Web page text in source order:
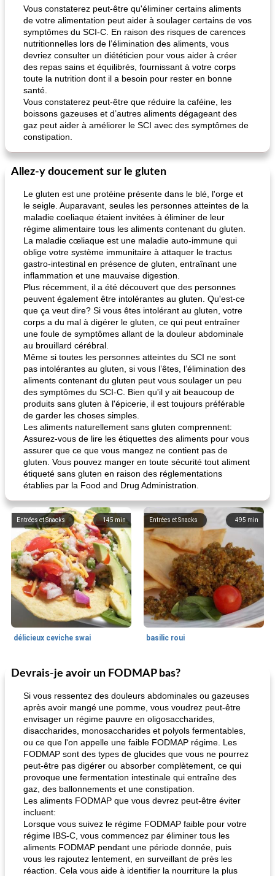
Vous constaterez peut-être qu'éliminer certains aliments
de votre alimentation peut aider à soulager certains de vos
symptômes du SCI-C. En raison des risques de carences
nutritionnelles lors de l’élimination des aliments, vous
devriez consulter un diététicien pour vous aider à créer
des repas sains et équilibrés, fournissant à votre corps
toute la nutrition dont il a besoin pour rester en bonne
santé.
Vous constaterez peut-être que réduire la caféine, les
boissons gazeuses et d’autres aliments dégageant des
gaz peut aider à améliorer le SCI avec des symptômes de
constipation.
Allez-y doucement sur le gluten
Le gluten est une protéine présente dans le blé, l'orge et
le seigle. Auparavant, seules les personnes atteintes de la
maladie coeliaque étaient invitées à éliminer de leur
régime alimentaire tous les aliments contenant du gluten.
La maladie cœliaque est une maladie auto-immune qui
oblige votre système immunitaire à attaquer le tractus
gastro-intestinal en présence de gluten, entraînant une
inflammation et une mauvaise digestion.
Plus récemment, il a été découvert que des personnes
peuvent également être intolérantes au gluten. Qu'est-ce
que ça veut dire? Si vous êtes intolérant au gluten, votre
corps a du mal à digérer le gluten, ce qui peut entraîner
une foule de symptômes allant de la douleur abdominale
au brouillard cérébral.
Même si toutes les personnes atteintes du SCI ne sont
pas intolérantes au gluten, si vous l’êtes, l’élimination des
aliments contenant du gluten peut vous soulager un peu
des symptômes du SCI-C. Bien qu'il y ait beaucoup de
produits sans gluten à l'épicerie, il est toujours préférable
de garder les choses simples.
Les aliments naturellement sans gluten comprennent:
Assurez-vous de lire les étiquettes des aliments pour vous
assurer que ce que vous mangez ne contient pas de
gluten. Vous pouvez manger en toute sécurité tout aliment
étiqueté sans gluten en raison des réglementations
établies par la Food and Drug Administration.
145 min
Entrées et Snacks
délicieux ceviche swai
495 min
Entrées et Snacks
basilic roui
65min
Déjeuner / Snacks
pois chiches rôtis aux épices amandes au cheddar rôti
Devrais-je avoir un FODMAP bas?
Si vous ressentez des douleurs abdominales ou gazeuses
après avoir mangé une pomme, vous voudrez peut-être
envisager un régime pauvre en oligosaccharides,
disaccharides, monosaccharides et polyols fermentables,
ou ce que l'on appelle une faible FODMAP régime. Les
FODMAP sont des types de glucides que vous ne pourrez
peut-être pas digérer ou absorber complètement, ce qui
provoque une fermentation intestinale qui entraîne des
gaz, des ballonnements et une constipation.
Les aliments FODMAP que vous devrez peut-être éviter
incluent:
Lorsque vous suivez le régime FODMAP faible pour votre
régime IBS-C, vous commencez par éliminer tous les
aliments FODMAP pendant une période donnée, puis
vous les rajoutez lentement, en surveillant de près les
réaction. Cela vous aide à identifier la nourriture la plus